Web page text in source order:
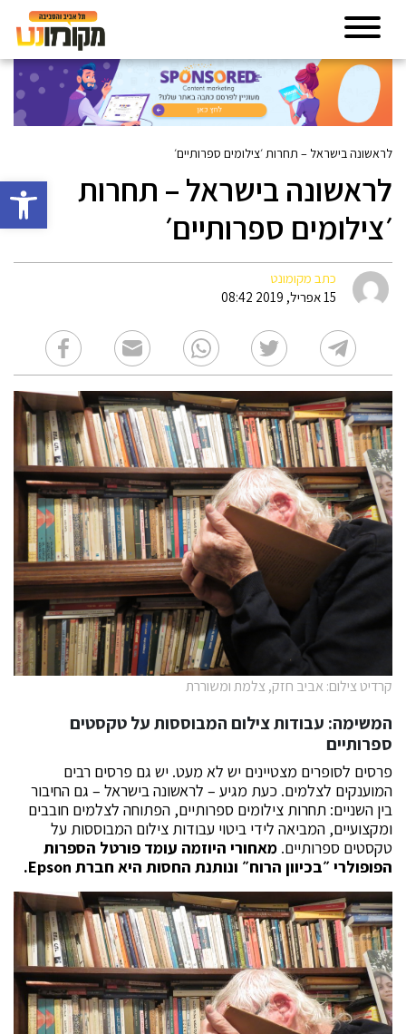
פתח
לראשונה בישראל – תחרות ׳צילומים ספרותיים׳
לראשונה בישראל – תחרות
׳צילומים ספרותיים׳
כתב מקומונט
15 אפריל, 2019 08:42
קרדיט צילום: אביב חזק, צלמת ומשוררת
המשימה: עבודות צילום המבוססות על טקסטים
ספרותיים
פרסים לסופרים מצטיינים יש לא מעט. יש גם פרסים רבים
המוענקים לצלמים. כעת מגיע – לראשונה בישראל – גם החיבור
בין השניים: תחרות צילומים ספרותיים, הפתוחה לצלמים חובבים
ומקצועיים, המביאה לידי ביטוי עבודות צילום המבוססות על
טקסטים ספרותיים. מאחורי היוזמה עומד פורטל הספרות
הפופולרי ״בכיוון הרוח״ ונותנת החסות היא חברת Epson
.